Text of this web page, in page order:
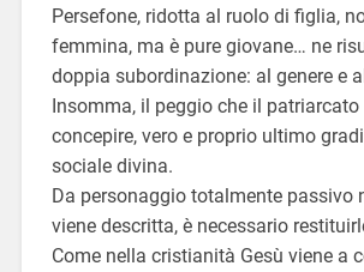
Persefone, ridotta al ruolo di figlia,
femmina, ma è pure giovane… ne
doppia subordinazione: al genere e
Insomma, il peggio che il patriarcato
concepire, vero e proprio ultimo
sociale divina.
Da personaggio totalmente passivo
viene descritta, è necessario
Come nella cristianità Gesù viene a